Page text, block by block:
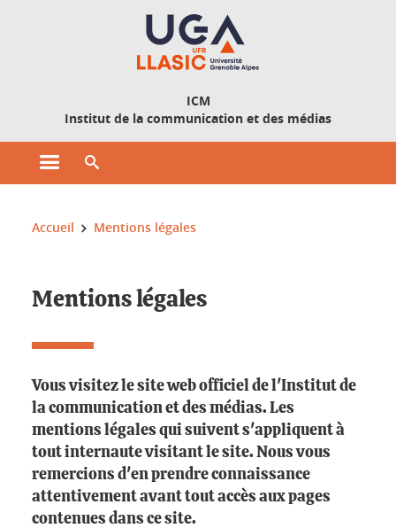
ICM
Institut de la communication et des médias
Ouvrir le menu principal
Vous êtes ici :
Accueil Mentions légales
Mentions légales
Vous visitez le site web officiel de l'Institut de
la communication et des médias. Les
mentions légales qui suivent s'appliquent à
tout internaute visitant le site. Nous vous
remercions d'en prendre connaissance
attentivement avant tout accès aux pages
contenues dans ce site.